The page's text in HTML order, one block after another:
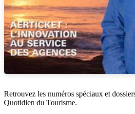
Retrouvez les numéros spéciaux et
Quotidien du Tourisme.